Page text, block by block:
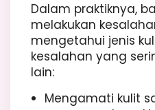
Dalam praktiknya,
melakukan
mengetahui jenis
kesalahan yang
lain:
Mengamati kulit